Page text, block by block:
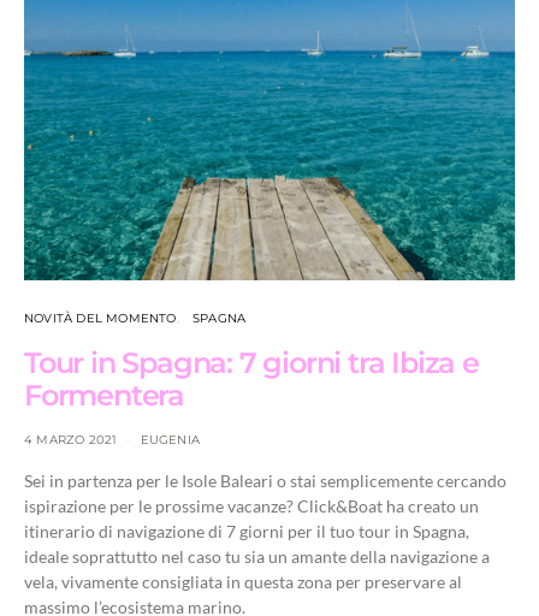
NOVITÀ DEL MOMENTO SPAGNA
Tour in Spagna: 7 giorni tra Ibiza e
Formentera
4 MARZO 2021 EUGENIA
Sei in partenza per le Isole Baleari o stai semplicemente cercando
ispirazione per le prossime vacanze? Click&Boat ha creato un
itinerario di navigazione di 7 giorni per il tuo tour in Spagna,
ideale soprattutto nel caso tu sia un amante della navigazione a
vela, vivamente consigliata in questa zona per preservare al
massimo l’ecosistema marino.